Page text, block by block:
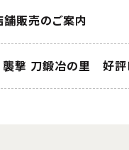
舗販売のご案内
襲撃 刀鍛冶の里 好評